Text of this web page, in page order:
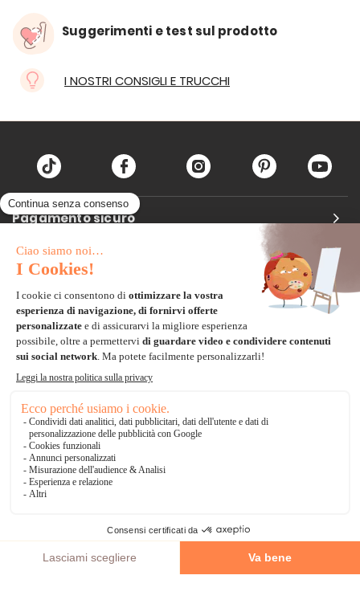
Suggerimenti e test sul prodotto
I NOSTRI CONSIGLI E TRUCCHI
Pagamento sicuro
Carta di credito
Paypal
Bonifico Bancario
3 volte senza tasse
*Soluzioni di consegna
Delivengo Domicilio Internazionale